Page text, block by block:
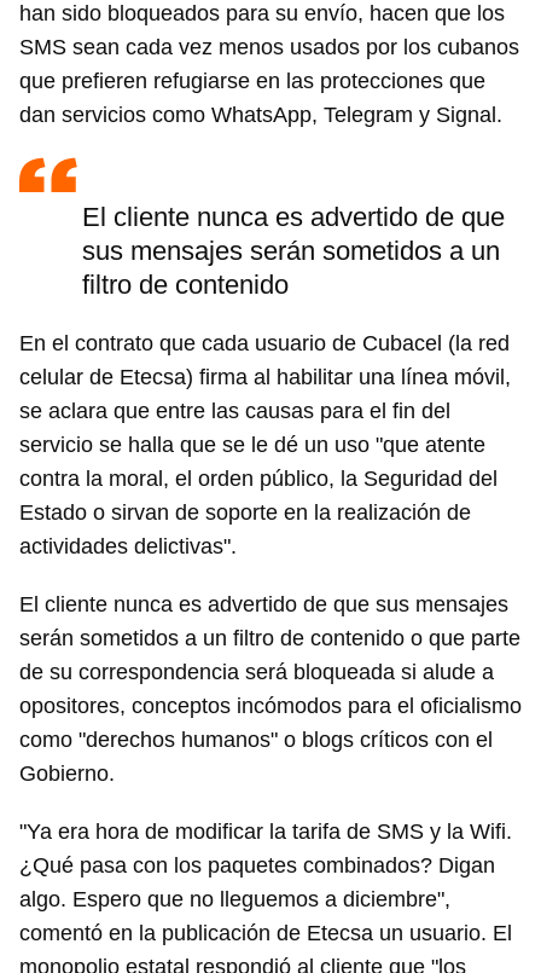
han sido bloqueados para su envío, hacen que los
SMS sean cada vez menos usados por los cubanos
que prefieren refugiarse en las protecciones que
dan servicios como WhatsApp, Telegram y Signal.
El cliente nunca es advertido de que
sus mensajes serán sometidos a un
filtro de contenido
En el contrato que cada usuario de Cubacel (la red
celular de Etecsa) firma al habilitar una línea móvil,
se aclara que entre las causas para el fin del
servicio se halla que se le dé un uso "que atente
contra la moral, el orden público, la Seguridad del
Estado o sirvan de soporte en la realización de
actividades delictivas".
El cliente nunca es advertido de que sus mensajes
serán sometidos a un filtro de contenido o que parte
de su correspondencia será bloqueada si alude a
opositores, conceptos incómodos para el oficialismo
como "derechos humanos" o blogs críticos con el
Gobierno.
"Ya era hora de modificar la tarifa de SMS y la Wifi.
¿Qué pasa con los paquetes combinados? Digan
algo. Espero que no lleguemos a diciembre",
comentó en la publicación de Etecsa un usuario. El
monopolio estatal respondió al cliente que "los